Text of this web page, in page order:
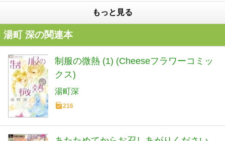
もっと見る
湯町 深の関連本
制服の微熱 (1) (Cheeseフラワーコミッ
クス)
湯町深
216